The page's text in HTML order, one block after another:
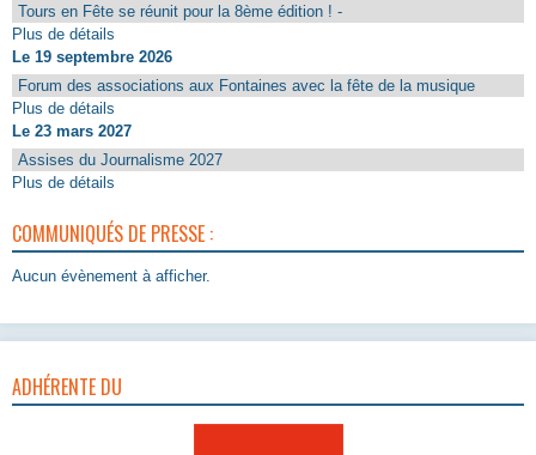
Tours en Fête se réunit pour la 8ème édition ! -
Plus de détails
Le 19 septembre 2026
Forum des associations aux Fontaines avec la fête de la musique
Plus de détails
Le 23 mars 2027
Assises du Journalisme 2027
Plus de détails
COMMUNIQUÉS DE PRESSE :
Aucun évènement à afficher.
ADHÉRENTE DU